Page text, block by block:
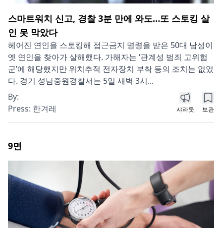
스마트워치 신고, 경찰 3분 만에 와도…또 스토킹 살
인 못 막았다
헤어진 연인을 스토킹해 접근금지 명령을 받은 50대 남성이
옛 연인을 찾아가 살해했다. 가해자는 ‘관계성 범죄 고위험
군’에 해당했지만 위치추적 전자장치 부착 등의 조치는 없었
다. 경기 성남중원경찰서는 5일 새벽 3시...
By:
Press: 한겨레 샤라웃 보관
9면